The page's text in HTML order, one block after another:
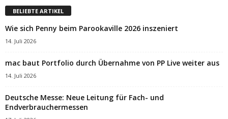
BELIEBTE ARTIKEL
Wie sich Penny beim Parookaville 2026 inszeniert
14. Juli 2026
mac baut Portfolio durch Übernahme von PP Live weiter aus
14. Juli 2026
Deutsche Messe: Neue Leitung für Fach- und
Endverbrauchermessen